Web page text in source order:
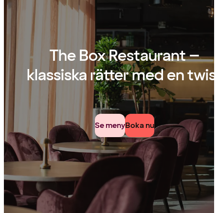
The Box Restaurant –
klassiska rätter med en
Se menyBoka nu